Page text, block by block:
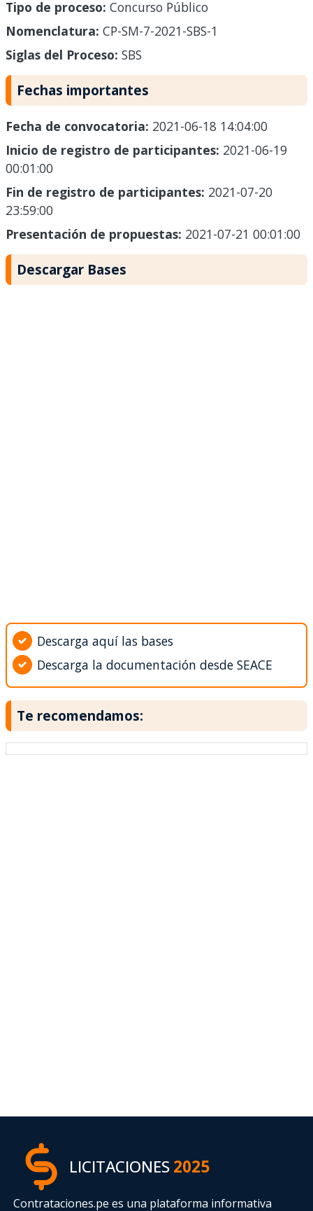
Tipo de proceso: Concurso Público
Nomenclatura: CP-SM-7-2021-SBS-1
Siglas del Proceso: SBS
Fechas importantes
Fecha de convocatoria: 2021-06-18 14:04:00
Inicio de registro de participantes: 2021-06-19
00:01:00
Fin de registro de participantes: 2021-07-20
23:59:00
Presentación de propuestas: 2021-07-21 00:01:00
Descargar Bases
Descarga aquí las bases
Descarga la documentación desde SEACE
Te recomendamos:
LICITACIONES2025
Contrataciones.pe es una plataforma informativa